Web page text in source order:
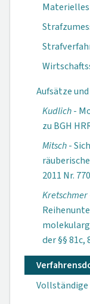
Aufsätze
Kudlich-
zu BGH
Mitsch-
2011 Nr.
Kretschmer
der §§ 81c,